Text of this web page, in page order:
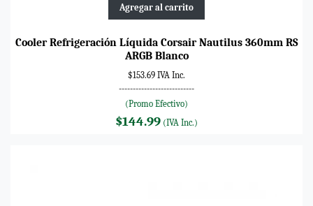
Agregar al carrito
Cooler Refrigeración Líquida Corsair Nautilus 360mm RS
ARGB Blanco
$153.69 IVA Inc.
---------------------------
(Promo Efectivo)
$144.99 (IVA Inc.)